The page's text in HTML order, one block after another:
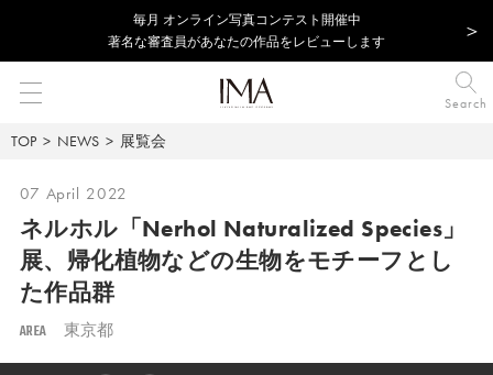
毎⽉ オンライン写真コンテスト開催中
著名な審査員があなたの作品をレビューします
Search
TOP NEWS 展覧会
07 April 2022
ネルホル「Nerhol Naturalized Species」
展、帰化植物などの生物をモチーフとし
た作品群
AREA 東京都